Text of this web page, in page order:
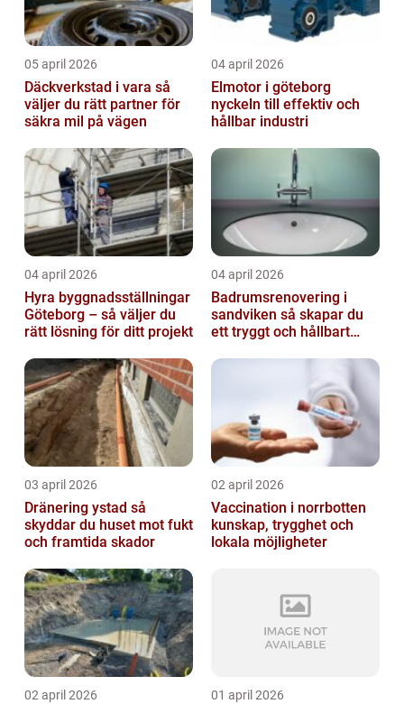
05 april 2026
Däckverkstad i vara så
väljer du rätt partner för
säkra mil på vägen
04 april 2026
Elmotor i göteborg
nyckeln till effektiv och
hållbar industri
04 april 2026
Hyra byggnadsställningar
Göteborg – så väljer du
rätt lösning för ditt projekt
04 april 2026
Badrumsrenovering i
sandviken så skapar du
ett tryggt och hållbart
03 april 2026
Dränering ystad så
skyddar du huset mot fukt
och framtida skador
02 april 2026
Vaccination i norrbotten
kunskap, trygghet och
lokala möjligheter
02 april 2026 01 april 2026